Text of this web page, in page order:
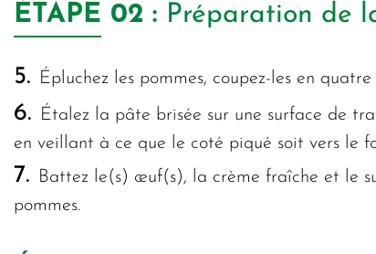
ÉTAPE 02 : Préparation de
5. Épluchez les pommes, coupez-les en
6. Étalez la pâte brisée sur une surface de
en veillant à ce que le coté piqué soit vers le
7. Battez le(s) œuf(s), la crème fraîche et le
pommes.